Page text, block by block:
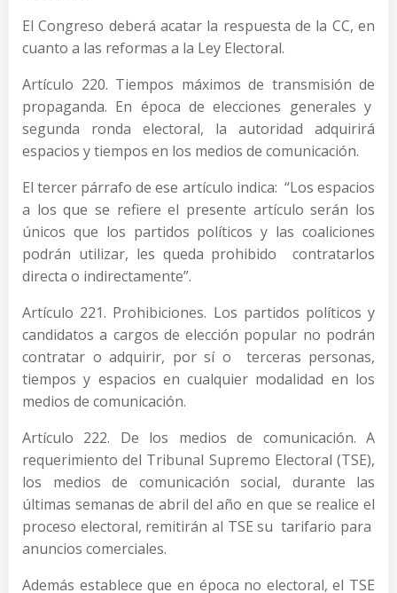
El Congreso deberá acatar la respuesta de la CC, en
cuanto a las reformas a la Ley Electoral.
Artículo 220. Tiempos máximos de transmisión de
propaganda. En época de elecciones generales y
segunda ronda electoral, la autoridad adquirirá
espacios y tiempos en los medios de comunicación.
El tercer párrafo de ese artículo indica: “Los espacios
a los que se refiere el presente artículo serán los
únicos que los partidos políticos y las coaliciones
podrán utilizar, les queda prohibido contratarlos
directa o indirectamente”.
Artículo 221. Prohibiciones. Los partidos políticos y
candidatos a cargos de elección popular no podrán
contratar o adquirir, por sí o terceras personas,
tiempos y espacios en cualquier modalidad en los
medios de comunicación.
Artículo 222. De los medios de comunicación. A
requerimiento del Tribunal Supremo Electoral (TSE),
los medios de comunicación social, durante las
últimas semanas de abril del año en que se realice el
proceso electoral, remitirán al TSE su tarifario para
anuncios comerciales.
Además establece que en época no electoral, el TSE